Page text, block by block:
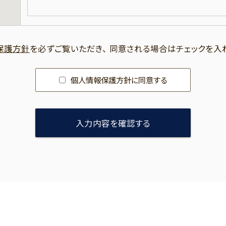
護方針を必ずご覧いただき、 同意される場合はチェックを入
個人情報保護方針に同意する